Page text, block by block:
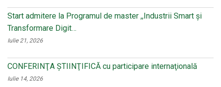
Start admitere la Programul de master ,,Industrii Smart și
Transformare Digit…
Iulie 21, 2026
CONFERINŢA ŞTIINŢIFICĂ cu participare internaţională
Iulie 14, 2026